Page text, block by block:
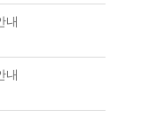
내
내